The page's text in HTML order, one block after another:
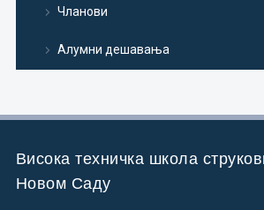
Чланови
Алумни дешавања
Висока техничка школа
Новом Саду